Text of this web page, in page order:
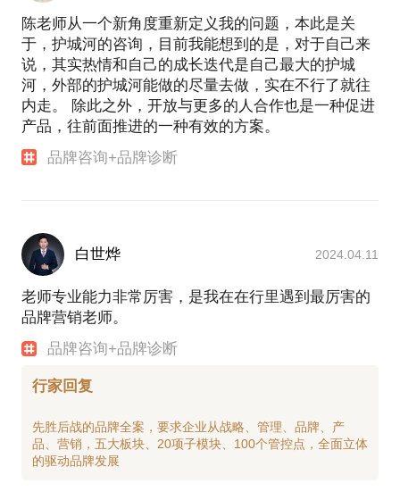
项系统整体规划……
8、攀枝花第36中小学校园文化策划：文化理念、教
学楼文化墙、校园景观规划。
9、作为四川省双创大讲堂创业导师，为全省创业者
做“品牌大厦”讲座。
10、文化彩妆品牌—時玖脂全案策划：品牌取名，文
化定位，品牌 MI/VI 系统，产品理念策划。
2、洪七公串串品牌定位：中国首家武侠文化串串IP定
位。
3、广州九区科技共享按摩椅：首家茶楼共享按摩椅，
腰酸背痛用九区。
4、吉象地板：轻运动潮牌地板。
5、厨房高手火锅底料：用厨房高手底料，每周吃一次
6、互联网社交，聊会儿：10秒下单，立刻见面。
营销创意
1、新品推广类
陈老师从一个新角度重新定义我的问题，本此是关
于，护城河的咨询，目前我能想到的是，对于自己来
说，其实热情和自己的成长迭代是自己最大的护城
河，外部的护城河能做的尽量去做，实在不行了就往
内走。 除此之外，开放与更多的人合作也是一种促进
产品，往前面推进的一种有效的方案。
品牌咨询+品牌诊断
白世烨 2024.04.11
老师专业能力非常厉害，是我在在行里遇到最厉害的
品牌营销老师。
品牌咨询+品牌诊断
行家回复
先胜后战的品牌全案，要求企业从战略、管理、品牌、产
品、营销，五大板块、20项子模块、100个管控点，全面立体